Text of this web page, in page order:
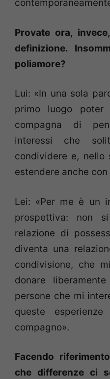
Provate ora,
definizione.
poliamore?
Lui: «In una sola
primo luogo
compagna di
interessi che
condividere e, nello
estendere anche con
Lei: «Per me è un
prospettiva: non
relazione di
diventa una
condivisione, che
donare
persone che mi
queste
compagno».
Facendo
che differenze ci